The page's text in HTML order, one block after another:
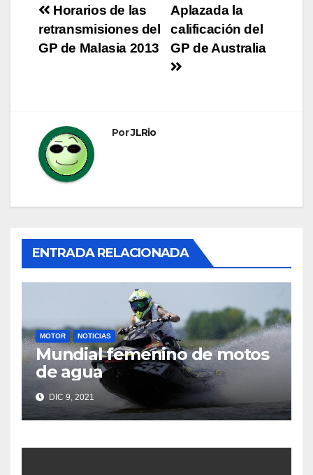
Navegación
de
Aplazada la
calificación del
GP de Australia
Horarios de las
retransmisiones del
GP de Malasia 2013
PorJLRio
ENTRADA RELACIONADA
MOTOR NOTICIAS
Mundial femenino de motos
de agua
DIC 9, 2021